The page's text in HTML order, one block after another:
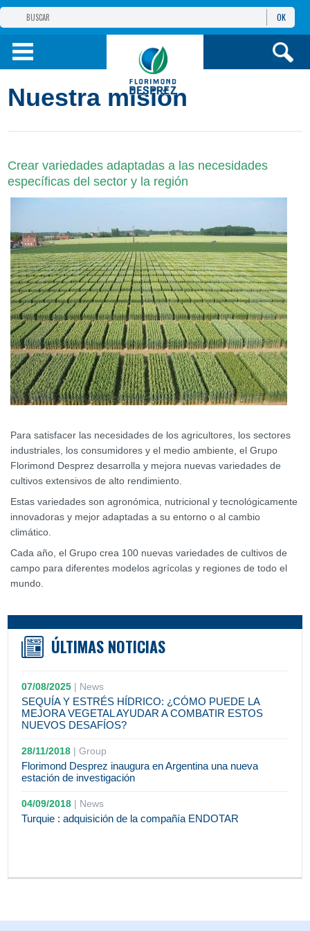
GRUPO
PRODUCTOS
OK
Nuestra misión
Crear variedades adaptadas a las necesidades
específicas del sector y la región
Para satisfacer las necesidades de los agricultores, los sectores
industriales, los consumidores y el medio ambiente, el Grupo
Florimond Desprez desarrolla y mejora nuevas variedades de
cultivos extensivos de alto rendimiento.
Estas variedades son agronómica, nutricional y tecnológicamente
innovadoras y mejor adaptadas a su entorno o al cambio
climático.
Cada año, el Grupo crea 100 nuevas variedades de cultivos de
campo para diferentes modelos agrícolas y regiones de todo el
mundo.
ÚLTIMAS NOTICIAS
07/08/2025 | News
SEQUÍA Y ESTRÉS HÍDRICO: ¿CÓMO PUEDE LA
MEJORA VEGETAL AYUDAR A COMBATIR ESTOS
NUEVOS DESAFÍOS?
28/11/2018 |Group
Florimond Desprez inaugura en Argentina una nueva
estación de investigación
04/09/2018 | News
Turquie : adquisición de la compañía ENDOTAR